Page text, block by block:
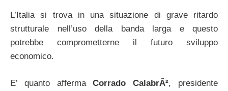
L’Italia si trova in una situazione di grave ritardo
strutturale nell’uso della banda larga e questo
potrebbe comprometterne il futuro sviluppo
economico.
E’ quanto affermaCorrado CalabrÃ², presidente